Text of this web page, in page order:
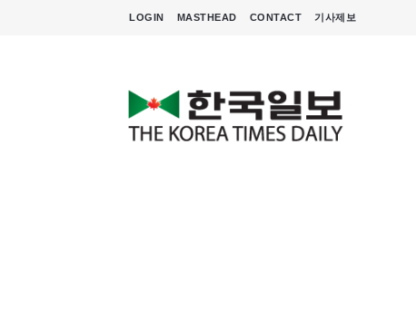
LOGIN MASTHEAD CONTACT 기사제보